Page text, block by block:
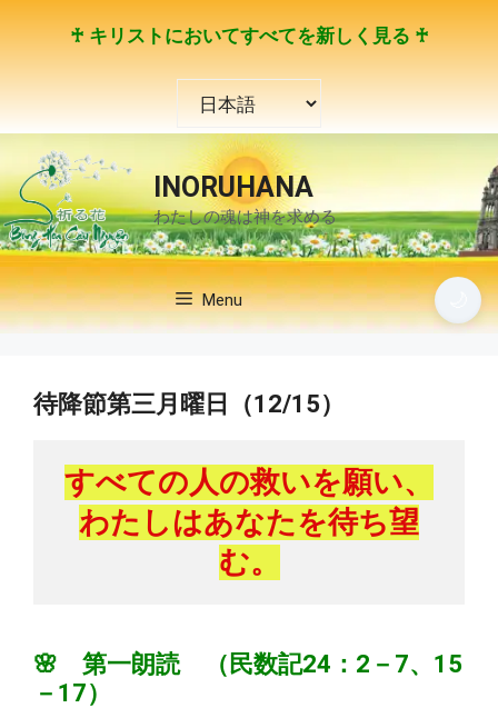
ス
キ
ッ
プ
♰ キリストにおいてすべてを新しく見る ♰
選
択
INORUHANA
わたしの魂は神を求める
Menu
待降節第三月曜日（12/15）
すべての人の救いを願い、
わたしはあなたを待ち望
む。
🌸 第一朗読 （民数記24：2－7、15
－17）